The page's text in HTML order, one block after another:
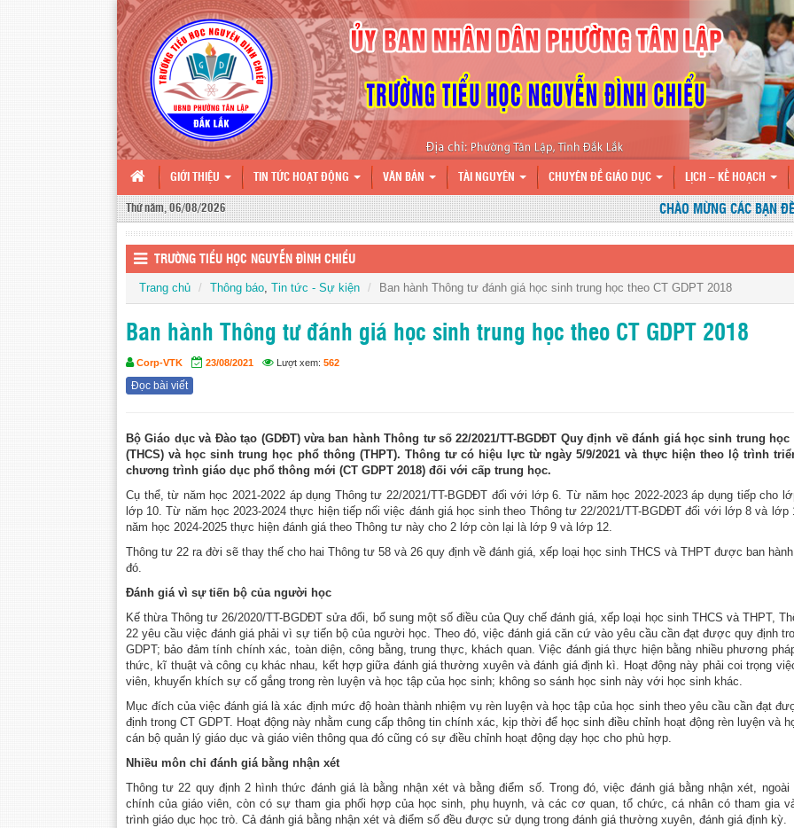
GIỚI THIỆU TIN TỨC HOẠT ĐỘNG VĂN BẢN TÀI NGUYÊN CHUYÊN ĐỀ GIÁO DỤC LỊCH – KẾ HOẠCH
Thứ năm, 06/08/2026 CHÀO MỪNG CÁC BẠN ĐẾN
TRƯỜNG TIỂU HỌC NGUYỄN ĐÌNH CHIỂU
Trang chủ Thông báo, Tin tức - Sự kiện Ban hành Thông tư đánh giá học sinh trung học theo CT GDPT 2018
Ban hành Thông tư đánh giá học sinh trung học theo CT GDPT 2018
Corp-VTK 23/08/2021 Lượt xem: 562
Đọc bài viết
Bộ Giáo dục và Đào tạo (GDĐT) vừa ban hành Thông tư số 22/2021/TT-BGDĐT Quy định về đánh giá học sinh trung
(THCS) và học sinh trung học phổ thông (THPT). Thông tư có hiệu lực từ ngày 5/9/2021 và thực hiện theo lộ trình
chương trình giáo dục phổ thông mới (CT GDPT 2018) đối với cấp trung học.
Cụ thể, từ năm học 2021-2022 áp dụng Thông tư 22/2021/TT-BGDĐT đối với lớp 6. Từ năm học 2022-2023 áp dụng tiếp cho
lớp 10. Từ năm học 2023-2024 thực hiện tiếp nối việc đánh giá học sinh theo Thông tư 22/2021/TT-BGDĐT đối với lớp 8 và lớp
năm học 2024-2025 thực hiện đánh giá theo Thông tư này cho 2 lớp còn lại là lớp 9 và lớp 12.
Thông tư 22 ra đời sẽ thay thế cho hai Thông tư 58 và 26 quy định về đánh giá, xếp loại học sinh THCS và THPT được ban
đó.
Đánh giá vì sự tiến bộ của người học
Kế thừa Thông tư 26/2020/TT-BGDĐT sửa đổi, bổ sung một số điều của Quy chế đánh giá, xếp loại học sinh THCS và THPT,
22 yêu cầu việc đánh giá phải vì sự tiến bộ của người học. Theo đó, việc đánh giá căn cứ vào yêu cầu cần đạt được quy định
GDPT; bảo đảm tính chính xác, toàn diện, công bằng, trung thực, khách quan. Việc đánh giá thực hiện bằng nhiều phương
thức, kĩ thuật và công cụ khác nhau, kết hợp giữa đánh giá thường xuyên và đánh giá định kì. Hoạt động này phải coi trọng
viên, khuyến khích sự cố gắng trong rèn luyện và học tập của học sinh; không so sánh học sinh này với học sinh khác.
Mục đích của việc đánh giá là xác định mức độ hoàn thành nhiệm vụ rèn luyện và học tập của học sinh theo yêu cầu cần đạt
định trong CT GDPT. Hoạt động này nhằm cung cấp thông tin chính xác, kịp thời để học sinh điều chỉnh hoạt động rèn luyện và
cán bộ quản lý giáo dục và giáo viên thông qua đó cũng có sự điều chỉnh hoạt động dạy học cho phù hợp.
Nhiều môn chỉ đánh giá bằng nhận xét
Thông tư 22 quy định 2 hình thức đánh giá là bằng nhận xét và bằng điểm số. Trong đó, việc đánh giá bằng nhận xét, ngoài
chính của giáo viên, còn có sự tham gia phối hợp của học sinh, phụ huynh, và các cơ quan, tổ chức, cá nhân có tham gia
trình giáo dục học trò. Cả đánh giá bằng nhận xét và điểm số đều được sử dụng trong đánh giá thường xuyên, đánh giá định kỳ.